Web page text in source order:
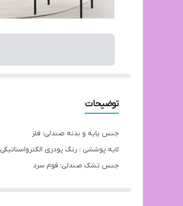
توضیحات
جنس پایه و بدنه صندلی: فلز
لایه پوششی : رنگ پودری الکترواستاتیکی
جنس تشک صندلی: فوم سرد